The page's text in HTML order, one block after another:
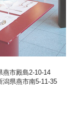
燕市殿島2-10-14
潟県燕市南5-11-35